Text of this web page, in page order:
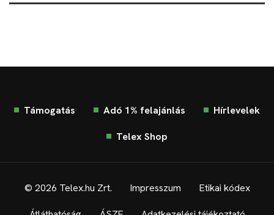
Támogatás Adó 1% felajánlás Hírlevelek
Telex Shop
© 2026 Telex.hu Zrt. Impresszum Etikai kódex